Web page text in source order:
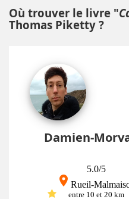
Où trouver le livre "
Thomas Piketty ?
Damien-
5.0/5
place Rueil-
entre 10 et 20 km